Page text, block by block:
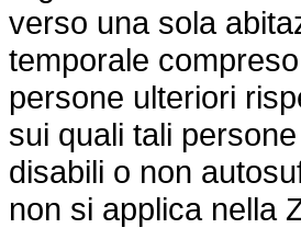
verso una sola
temporale
persone ulteriori
sui quali tali
disabili o non
non si applica nella